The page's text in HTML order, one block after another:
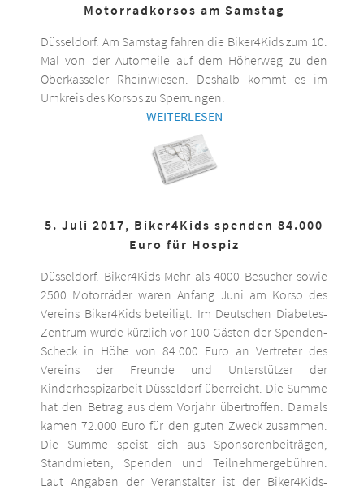
Motorradkorsos am Samstag
Düsseldorf. Am Samstag fahren die Biker4Kids zum 10.
Mal von der Automeile auf dem Höherweg zu den
Oberkasseler Rheinwiesen. Deshalb kommt es im
Umkreis des Korsos zu Sperrungen.
WEITERLESEN
5. Juli 2017, Biker4Kids spenden 84.000
Euro für Hospiz
Düsseldorf. Biker4Kids Mehr als 4000 Besucher sowie
2500 Motorräder waren Anfang Juni am Korso des
Vereins Biker4Kids beteiligt. Im Deutschen Diabetes-
Zentrum wurde kürzlich vor 100 Gästen der Spenden-
Scheck in Höhe von 84.000 Euro an Vertreter des
Vereins der Freunde und Unterstützer der
Kinderhospizarbeit Düsseldorf überreicht. Die Summe
hat den Betrag aus dem Vorjahr übertroffen: Damals
kamen 72.000 Euro für den guten Zweck zusammen.
Die Summe speist sich aus Sponsorenbeiträgen,
Standmieten, Spenden und Teilnehmergebühren.
Laut Angaben der Veranstalter ist der Biker4Kids-